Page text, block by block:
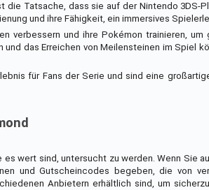
die Tatsache, dass sie auf der Nintendo
und ihre Fähigkeit, ein immersives
verbessern und ihre Pokémon trainieren,
das Erreichen von Meilensteinen im Spiel
für Fans der Serie und sind eine
wert sind, untersucht zu werden. Wenn Sie
und Gutscheincodes begeben, die von
Anbietern erhältlich sind, um